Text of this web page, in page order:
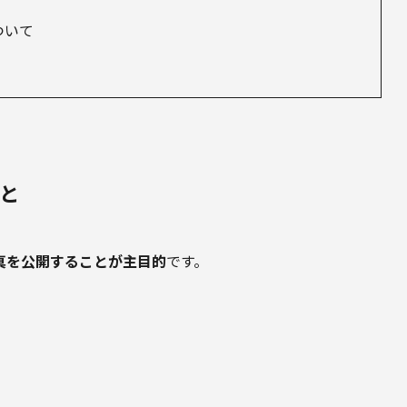
て
公開することが主目的です。